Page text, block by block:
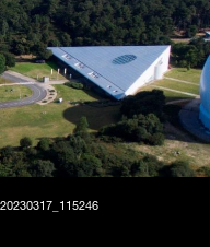
20230317_115246